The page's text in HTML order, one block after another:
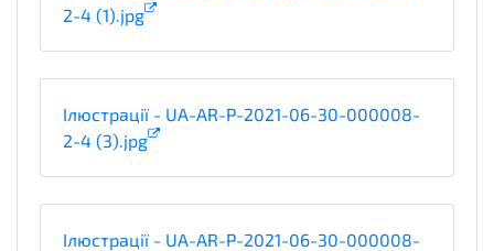
2-4 (1).jpg
Ілюстрації - UA-AR-P-2021-06-30-000008-
2-4 (3).jpg
Ілюстрації - UA-AR-P-2021-06-30-000008-